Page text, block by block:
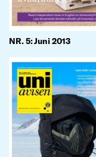
NR. 5: Juni 2013